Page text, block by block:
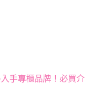
手專櫃品牌！必買介